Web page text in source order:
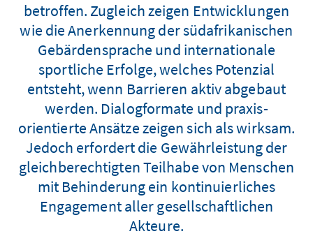
betroffen. Zugleich zeigen Entwicklungen
wie die Anerkennung der südafrikanischen
Gebärdensprache und internationale
sportliche Erfolge, welches Potenzial
entsteht, wenn Barrieren aktiv abgebaut
werden. Dialogformate und praxis-
orientierte Ansätze zeigen sich als wirksam.
Jedoch erfordert die Gewährleistung der
gleichberechtigten Teilhabe von Menschen
mit Behinderung ein kontinuierliches
Engagement aller gesellschaftlichen
Akteure.